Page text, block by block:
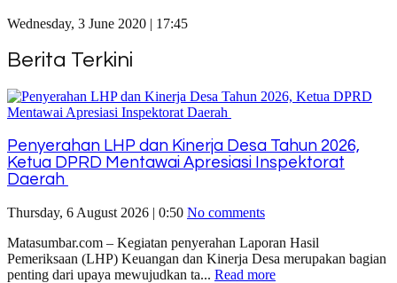
Wednesday, 3 June 2020 | 17:45
Berita Terkini
Penyerahan LHP dan Kinerja Desa Tahun 2026,
Ketua DPRD Mentawai Apresiasi Inspektorat
Daerah
Thursday, 6 August 2026 | 0:50 No comments
Matasumbar.com – Kegiatan penyerahan Laporan Hasil
Pemeriksaan (LHP) Keuangan dan Kinerja Desa merupakan bagian
penting dari upaya mewujudkan ta... Read more